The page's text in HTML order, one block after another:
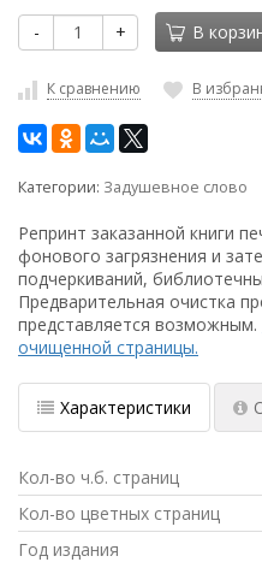
- + В
К сравнению В
Категории: Задушевное слово
Репринт заказанной книги
фонового загрязнения и
подчеркиваний,
Предварительная очистка
представляется возможным.
очищенной страницы.
Характеристики
Кол-во ч.б. страниц
Кол-во цветных страниц
Год издания